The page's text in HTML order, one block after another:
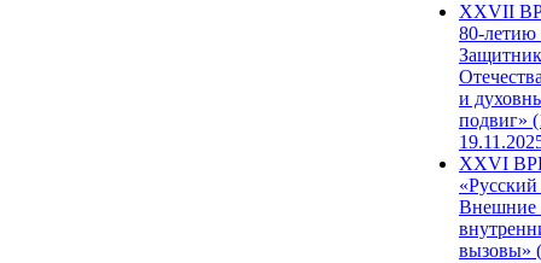
ХХVII
80-
и
подвиг»
XXVI
Внешние
вызовы»